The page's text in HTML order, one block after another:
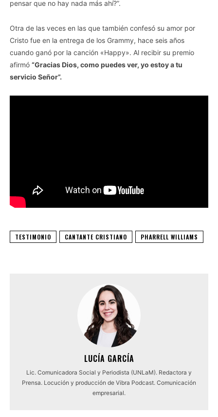
pensar que no hay nada más ahí?”.
Otra de las veces en las que también confesó su amor por
Cristo fue en la entrega de los Grammy, hace seis años
cuando ganó por la canción «Happy». Al recibir su premio
afirmó “Gracias Dios, como puedes ver, yo estoy a tu
servicio Señor”.
TESTIMONIO CANTANTE CRISTIANO PHARRELL WILLIAMS
LUCÍA GARCÍA
Lic. Comunicadora Social y Periodista (UNLaM). Redactora y
Prensa. Locución y producción de Vibra Podcast. Comunicación
empresarial.